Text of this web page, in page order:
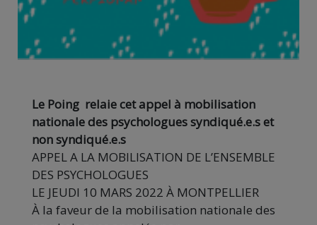
Le Poing relaie cet appel à mobilisation
nationale des psychologues syndiqué.e.s et
non syndiqué.e.s
APPEL A LA MOBILISATION DE L’ENSEMBLE
DES PSYCHOLOGUES
LE JEUDI 10 MARS 2022 À MONTPELLIER
À la faveur de la mobilisation nationale des